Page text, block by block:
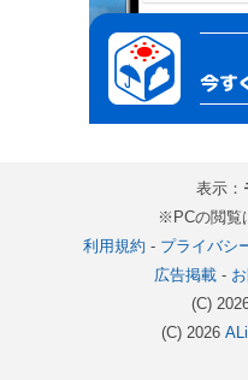
表示：
※PCの閲覧
利用規約 - プライバシ
広告掲載-
(C)
(C) 2026